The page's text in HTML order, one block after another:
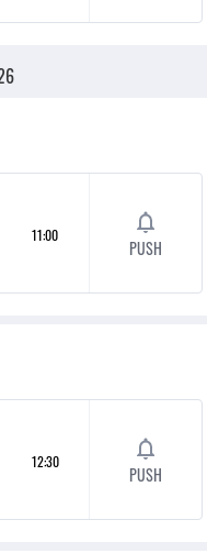
11:00
PUSH
12:30
PUSH